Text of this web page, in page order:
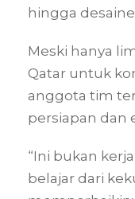
hingga
Meski hanya
Qatar untuk
anggota tim
persiapan dan
“Ini bukan
belajar dari